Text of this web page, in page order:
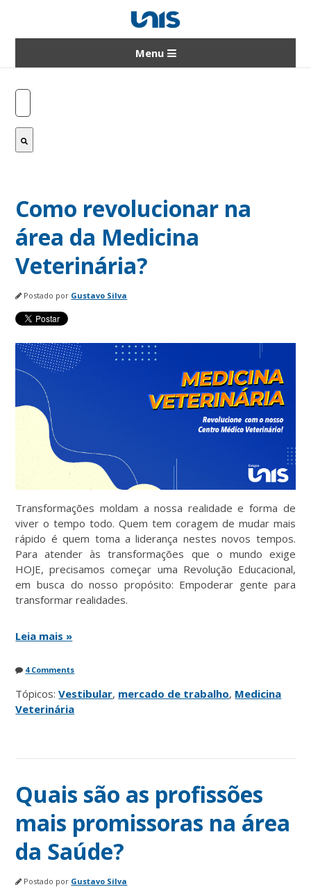
Menu
Como revolucionar na
área da Medicina
Veterinária?
Postado por Gustavo Silva
Transformações moldam a nossa realidade e forma de
viver o tempo todo. Quem tem coragem de mudar mais
rápido é quem toma a liderança nestes novos tempos.
Para atender às transformações que o mundo exige
HOJE, precisamos começar uma Revolução Educacional,
em busca do nosso propósito: Empoderar gente para
transformar realidades.
Leia mais »
4 Comments
Tópicos:Vestibular, mercado de trabalho, Medicina
Veterinária
Quais são as profissões
mais promissoras na área
da Saúde?
Postado por Gustavo Silva